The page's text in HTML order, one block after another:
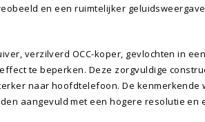
en een ruimtelijker
verzilverd OCC-koper, gevlochten in
te beperken. Deze zorgvuldige
naar hoofdtelefoon. De kenmerkende
aangevuld met een hogere resolutie en